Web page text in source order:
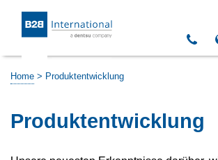
Click
Home > Produktentwicklung
Produktentwicklung